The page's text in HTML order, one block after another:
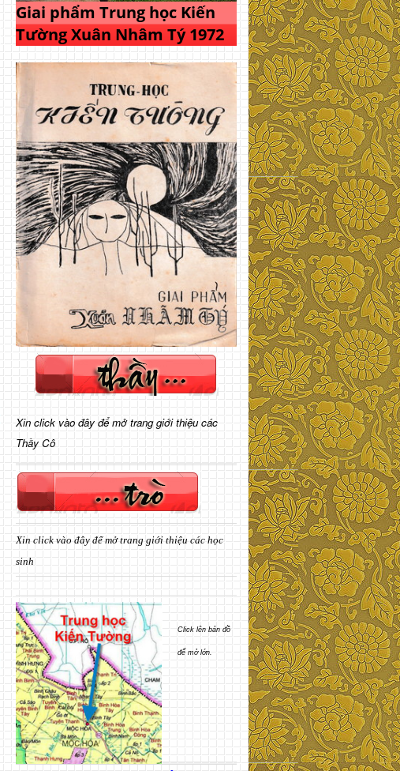
Giai phẩm Trung học Kiến
Tường Xuân Nhâm Tý 1972
Xin click vào đây để mở trang giới thiệu các
Thầy Cô
Xin click vào đây để mở trang giới thiệu các học
sinh
Click lên bản đồ
để mở lớn.